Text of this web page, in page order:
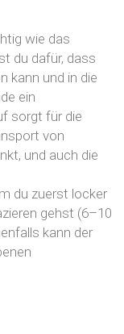
wie das
du dafür, dass
kann und in die
ein
sorgt für die
von
und auch die
du zuerst locker
gehst (6–10
kann der